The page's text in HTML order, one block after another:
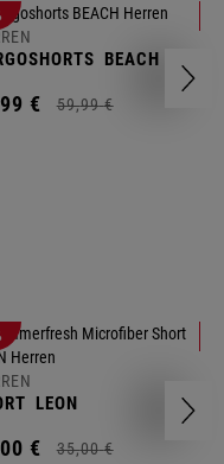
BEACH
99 € 59,99 €
LEON
00 € 35,00 €